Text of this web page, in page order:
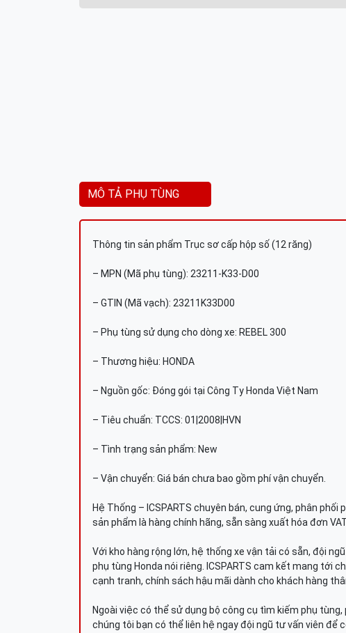
MÔ TẢ PHỤ TÙNG
Thông tin sản phẩm Trục sơ cấp hộp số (12 răng)
– MPN (Mã phụ tùng): 23211-K33-D00
– GTIN (Mã vạch): 23211K33D00
– Phụ tùng sử dụng cho dòng xe: REBEL 300
– Thương hiệu: HONDA
– Nguồn gốc: Đóng gói tại Công Ty Honda Việt Nam
– Tiêu chuẩn: TCCS: 01|2008|HVN
– Tình trạng sản phẩm: New
– Vận chuyển: Giá bán chưa bao gồm phí vận chuyển.
Hệ Thống – ICSPARTS chuyên bán, cung ứng, phân
sản phẩm là hàng chính hãng, sẵn sàng xuất hóa đơn
Với kho hàng rộng lớn, hệ thống xe vận tải có sẵn, đội
phụ tùng Honda nói riêng. ICSPARTS cam kết mang tới
cạnh tranh, chính sách hậu mãi dành cho khách hàng
Ngoài việc có thể sử dụng bộ công cụ tìm kiếm phụ
chúng tôi bạn có thể liên hệ ngay đội ngũ tư vấn viên để